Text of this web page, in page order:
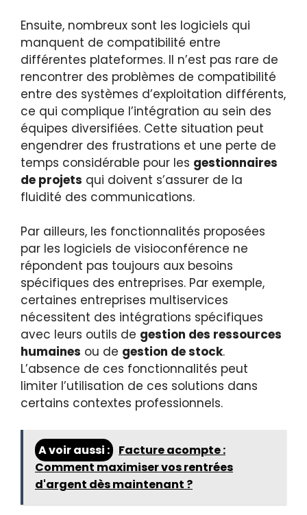
Ensuite, nombreux sont les logiciels qui
manquent de compatibilité entre
différentes plateformes. Il n’est pas rare de
rencontrer des problèmes de compatibilité
entre des systèmes d’exploitation différents,
ce qui complique l’intégration au sein des
équipes diversifiées. Cette situation peut
engendrer des frustrations et une perte de
temps considérable pour les gestionnaires
de projets qui doivent s’assurer de la
fluidité des communications.
Par ailleurs, les fonctionnalités proposées
par les logiciels de visioconférence ne
répondent pas toujours aux besoins
spécifiques des entreprises. Par exemple,
certaines entreprises multiservices
nécessitent des intégrations spécifiques
avec leurs outils de gestion des ressources
humaines ou de gestion de stock.
L’absence de ces fonctionnalités peut
limiter l’utilisation de ces solutions dans
certains contextes professionnels.
A voir aussi :
Facture acompte :
Comment maximiser vos rentrées
d'argent dès maintenant ?